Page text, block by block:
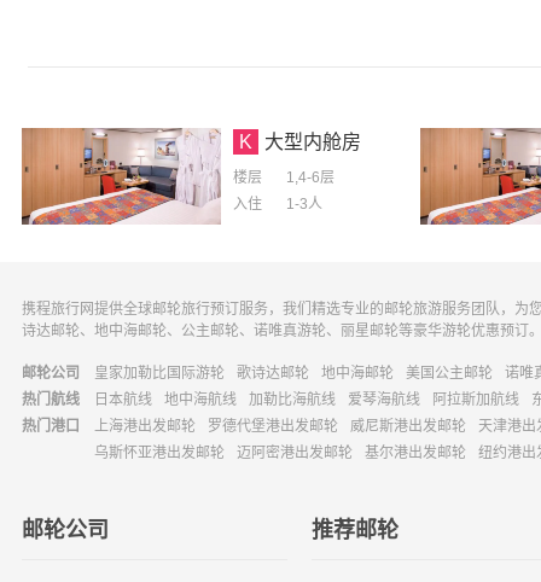
K 大型内舱房
楼层
1,4-6层
入住
1-3人
携程旅行网提供全球邮轮旅行预订服务，我们精选专业的邮轮旅游服务团队，
诗达邮轮、地中海邮轮、公主邮轮、诺唯真游轮、丽星邮轮等豪华游轮优惠预订
邮轮公司 皇家加勒比国际游轮 歌诗达邮轮 地中海邮轮 美国公主邮轮
诺唯
热门航线
日本航线 地中海航线 加勒比海航线 爱琴海航线 阿拉斯加航线
热门港口
上海港出发邮轮 罗德代堡港出发邮轮 威尼斯港出发邮轮
天津港出
乌斯怀亚港出发邮轮
迈阿密港出发邮轮 基尔港出发邮轮 纽约港出
邮轮公司 推荐邮轮